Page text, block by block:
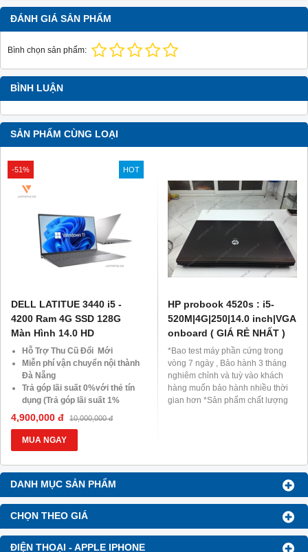
DANH MỤC SẢN PHẨM
CHỌN THEO GIÁ
ĐIỆN THOẠI - APPLE IPHONE
ĐÁNH GIÁ SẢN PHẨM
Bình chọn sản phẩm:
BÌNH LUẬN
SẢN PHẨM CÙNG LOẠI
-51% HOT
DELL LATITUE 3440 i5 -
4200 Ram 4G SSD 128G
Màn Hình 14.0 HD
Hỗ Trợ Thu Cũ Đổi Mới
Miễn phí vận chuyển nội thành
Đà Nẵng
Trả góp lãi suất 0%với thẻ tín
dụng (Trả góp lãi suất 1%
HDsaison - chỉ cần CMND
BLX hoặc hộ khẩu gốc )
Giảm 20%khi nâng cấp Ram-
SSD
khách hàng ở xa, HSSV . Săn
10.000 Voucher Giảm
Giá 500.000đ
4,900,000 đ 10,000,000 đ
MUA NGAY
HP probook 4520s : i5-
520M|4G|250|14.0 inch|VGA
onboard ( GIÁ RẺ NHẤT )
*Bao test máy phần cứng trong
vòng 7 ngày , Bảo hành 3 tháng
nghiêm chỉnh và tuỳ vào khách
hàng muốn bảo hành nhiều thời
gian hơn *Sản phẩm chất lượng